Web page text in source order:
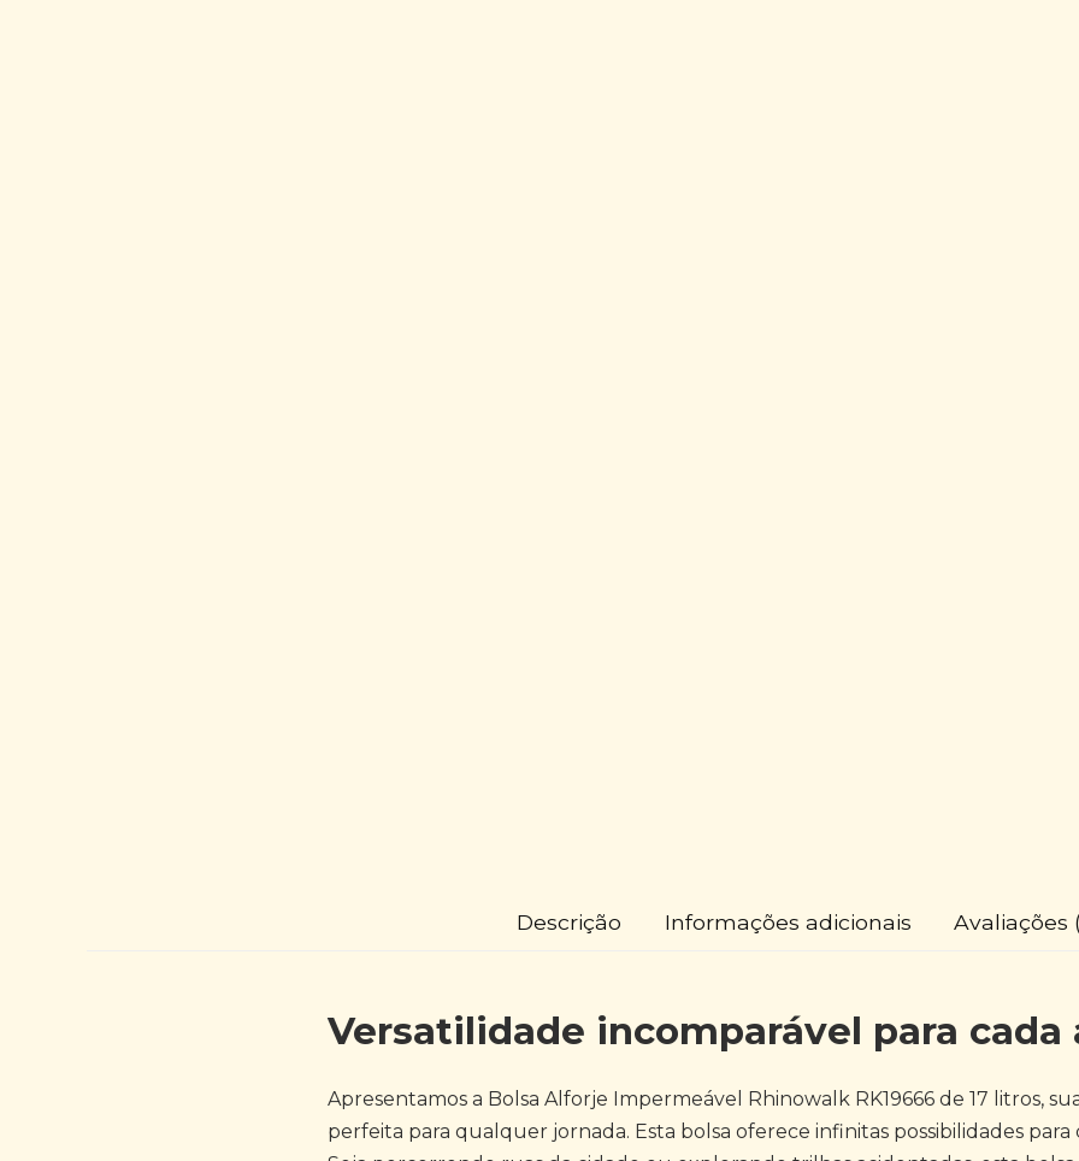
Descrição Informações adicionais Avaliações
Versatilidade incomparável para cada
Apresentamos a Bolsa Alforje Impermeável Rhinowalk RK19666 de 17 litros,
perfeita para qualquer jornada. Esta bolsa oferece infinitas possibilidades para